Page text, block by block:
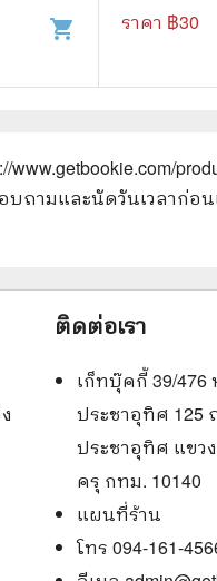
shopping_cart
ราคา ฿30
www.getbookie.com/
อบถามและนัดวันเวลาก่อ
ติดต่อเรา
เก็ทบุ๊คกี้ 39/476
ประชาอุทิศ 125
ประชาอุทิศ แขว
ครุ กทม. 10140
แผนที่ร้าน
โทร 094-161-